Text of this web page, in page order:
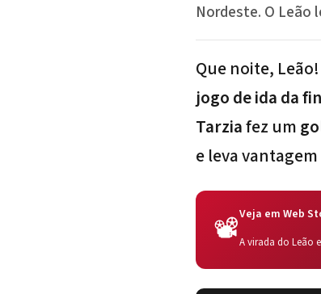
Nordeste. O Leão
Que noite,
jogo de ida da
Tarziafez um
e leva
📽️Veja em Web
A virada do Leão